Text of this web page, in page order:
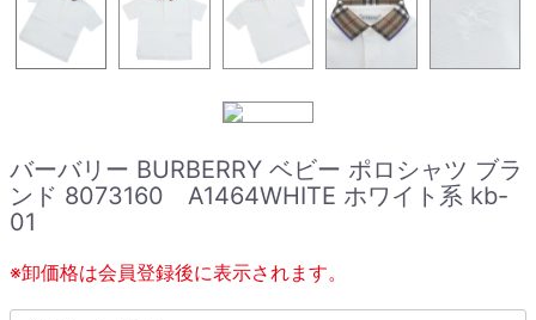
バーバリー BURBERRY ベビー ポロシャツ ブラ
ンド 8073160 A1464WHITE ホワイト系 kb-
01
※卸価格は会員登録後に表示されます。